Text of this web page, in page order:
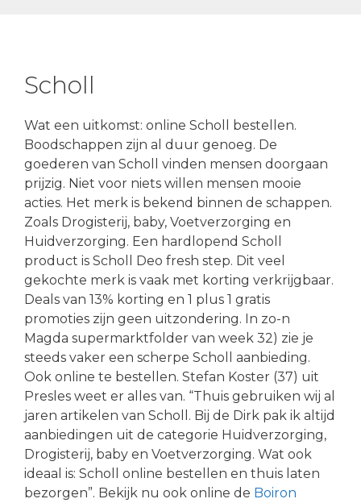
Scholl
Wat een uitkomst: online Scholl bestellen.
Boodschappen zijn al duur genoeg. De
goederen van Scholl vinden mensen doorgaan
prijzig. Niet voor niets willen mensen mooie
acties. Het merk is bekend binnen de schappen.
Zoals Drogisterij, baby, Voetverzorging en
Huidverzorging. Een hardlopend Scholl
product is Scholl Deo fresh step. Dit veel
gekochte merk is vaak met korting verkrijgbaar.
Deals van 13% korting en 1 plus 1 gratis
promoties zijn geen uitzondering. In zo-n
Magda supermarktfolder van week 32) zie je
steeds vaker een scherpe Scholl aanbieding.
Ook online te bestellen. Stefan Koster (37) uit
Presles weet er alles van. “Thuis gebruiken wij al
jaren artikelen van Scholl. Bij de Dirk pak ik altijd
aanbiedingen uit de categorie Huidverzorging,
Drogisterij, baby en Voetverzorging. Wat ook
ideaal is: Scholl online bestellen en thuis laten
bezorgen”. Bekijk nu ook online de Boiron